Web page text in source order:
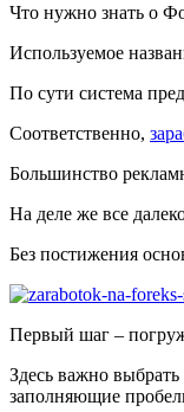
Что нужно знать о
Используемое
По сути система
Соответственно,
Большинство
На деле же все
Без постижения
Первый шаг –
Здесь важно
заполняющие